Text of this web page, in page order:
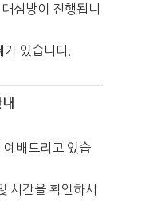
심방이 진행됩니
있습니다.
예배드리고 있습
시간을 확인하시